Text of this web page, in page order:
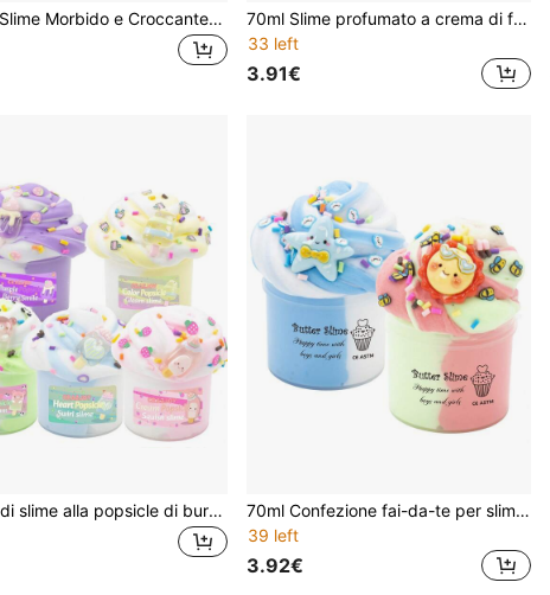
Kit DIY Slime Morbido e Croccante da 70ml - Slime Cristallino Super Elasticizzato Non Appiccicoso e Soffice per Bambini, Giocattoli Sensoriali Ideali per Lavoretti, Bomboniere per Feste di Compleanno, Regalo di Natale per Ragazzi e Ragazze, Antistress
70ml Slime profumato a crema di fragola - Slime soffice blu e rosa, adatto per bambini, ideale come gadget per feste, con accessori divertenti per lo slime, adatto per ragazzi e ragazze
33 left
3.91€
1/5 set di slime alla popsicle di burro carino, bomboniere per feste per bambini, elastico e non appiccicoso, colori vivaci, profumato, giocattolo sensoriale, adatto per bambini e bambine
70ml Confezione fai-da-te per slime profumato a doppio colore, include ciondolo sole e stella, morbido e non appiccicoso, giocattolo sensoriale, regalo ideale per feste per bambini (maschi e femmine)
39 left
3.92€